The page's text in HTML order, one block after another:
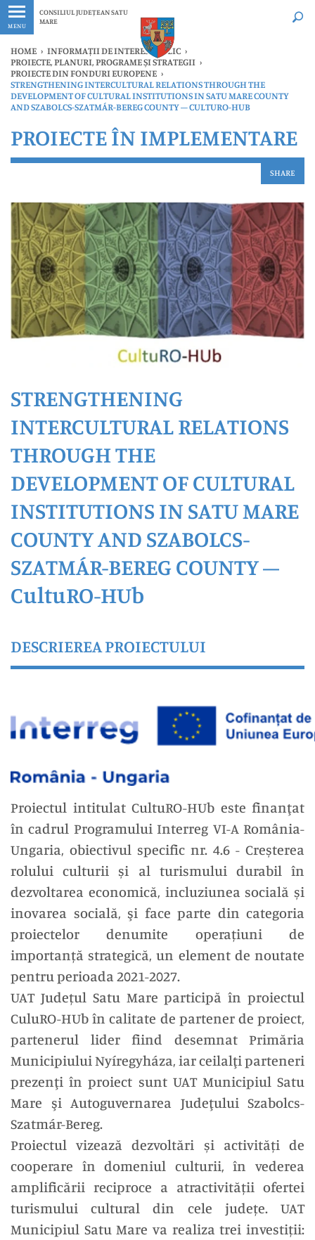
MENU
CONSILIUL JUDEȚEAN SATU
MARE
Ultimele
HOME › INFORMAȚII DE INTERES PUBLIC ›
PROIECTE, PLANURI, PROGRAME ȘI STRATEGII ›
PROIECTE DIN FONDURI EUROPENE ›
STRENGTHENING INTERCULTURAL RELATIONS THROUGH THE
DEVELOPMENT OF CULTURAL INSTITUTIONS IN SATU MARE COUNTY
AND SZABOLCS-SZATMÁR-BEREG COUNTY – CULTURO-HUB
PROIECTE ÎN IMPLEMENTARE
SHARE
STRENGTHENING
INTERCULTURAL RELATIONS
THROUGH THE
DEVELOPMENT OF CULTURAL
INSTITUTIONS IN SATU MARE
COUNTY AND SZABOLCS-
SZATMÁR-BEREG COUNTY –
CultuRO-HUb
DESCRIEREA PROIECTULUI
Proiectul intitulat CultuRO-HUb este finanţat
în cadrul Programului Interreg VI-A România-
Ungaria, obiectivul specific nr. 4.6 - Creșterea
rolului culturii și al turismului durabil în
dezvoltarea economică, incluziunea socială și
inovarea socială, şi face parte din categoria
proiectelor denumite operațiuni de
importanță strategică, un element de noutate
pentru perioada 2021-2027.
UAT Județul Satu Mare participă în proiectul
CuluRO-HUb în calitate de partener de proiect,
partenerul lider fiind desemnat Primăria
Municipiului Nyíregyháza, iar ceilalţi parteneri
prezenţi în proiect sunt UAT Municipiul Satu
Mare şi Autoguvernarea Judeţului Szabolcs-
Szatmár-Bereg.
Proiectul vizează dezvoltări și activități de
cooperare în domeniul culturii, în vederea
amplificării reciproce a atractivității ofertei
turismului cultural din cele județe. UAT
Municipiul Satu Mare va realiza trei investiții: